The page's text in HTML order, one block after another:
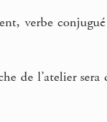
verbe
de l’atelier